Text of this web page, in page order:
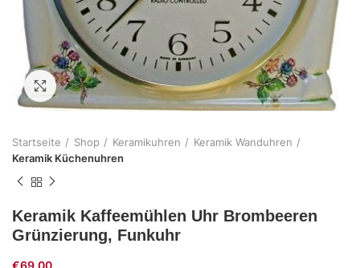
Zum Vergrößern klicken
Startseite Shop Keramikuhren
Keramik Wanduhren
Keramik Küchenuhren
Keramik Kaffeemühlen Uhr Brombeeren
Grünzierung, Funkuhr
€69,00